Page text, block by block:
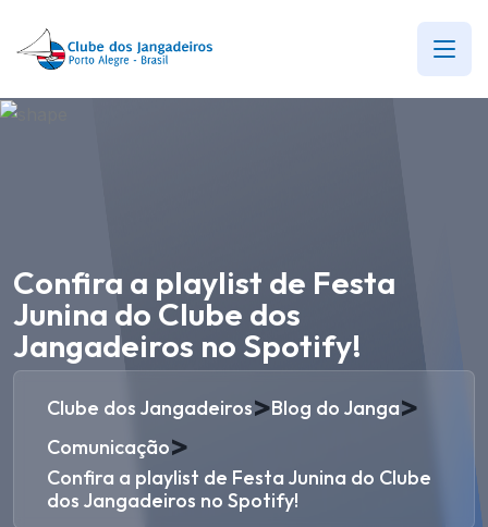
Confira a playlist de Festa
Junina do Clube dos
Jangadeiros no Spotify!
Clube dos Jangadeiros>Blog do Janga>
Comunicação>
Confira a playlist de Festa Junina do Clube
dos Jangadeiros no Spotify!